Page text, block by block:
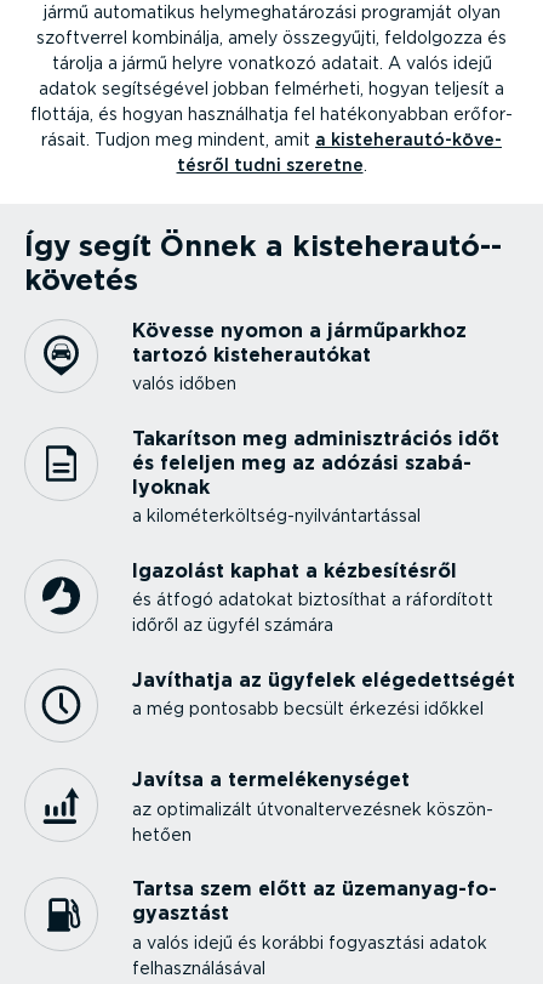
jármű automatikus helymeg­ha­tá­rozási programját olyan
szoftverrel kombinálja, amely összegyűjti, feldolgozza és
tárolja a jármű helyre vonatkozó adatait. A valós idejű
adatok segít­sé­gével jobban felmérheti, hogyan teljesít a
flottája, és hogyan használ­hatja fel hatéko­nyabban erőfor­
rásait. Tudjon meg mindent, amit a kiste­her­au­tó-­kö­ve­
tésről tudni szeretne
Így segít Önnek a kiste­her­au­tó-­
kö­vetés
Kövesse nyomon a jármű­parkhoz
tartozó kiste­her­au­tókat
valós időben
Takarítson meg adminiszt­rációs időt
és feleljen meg az adózási szabá­
lyoknak
a kilomé­ter­költ­ség-­nyil­ván­tar­tással
Igazolást kaphat a kézbe­sí­tésről
és átfogó adatokat biztosíthat a ráfordított
időről az ügyfél számára
Javíthatja az ügyfelek elége­dett­ségét
a még pontosabb becsült érkezési időkkel
Javítsa a terme­lé­keny­séget
az optima­lizált útvonal­ter­ve­zésnek köszön­
hetően
Tartsa szem előtt az üzemanyag-­fo­
gyasztást
a valós idejű és korábbi fogyasztási adatok
felhasz­ná­lá­sával